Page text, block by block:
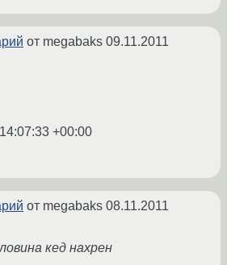
от megabaks 09.11.2011
+00:00
от megabaks 08.11.2011
кед нахрен